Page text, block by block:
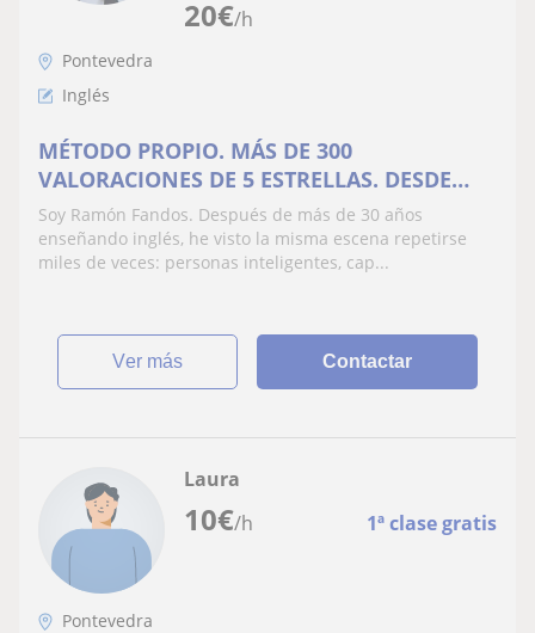
20€/h
Pontevedra
Inglés
MÉTODO PROPIO. MÁS DE 300
VALORACIONES DE 5 ESTRELLAS. DESDE
20€/mes
Soy Ramón Fandos. Después de más de 30 años
enseñando inglés, he visto la misma escena repetirse
miles de veces: personas inteligentes, cap...
ver más Contactar
10€/h 1ª clase gratis
Laura
Pontevedra